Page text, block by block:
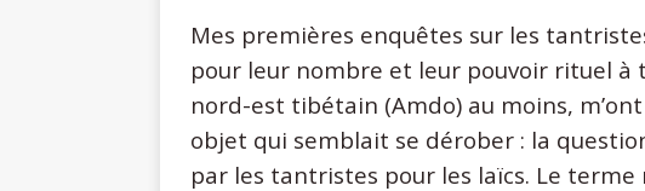
Mes premières enquêtes sur les
pour leur nombre et leur pouvoir rituel à
nord-est tibétain (Amdo) au moins,
objet qui semblait se dérober : la
par les tantristes pour les laïcs. Le